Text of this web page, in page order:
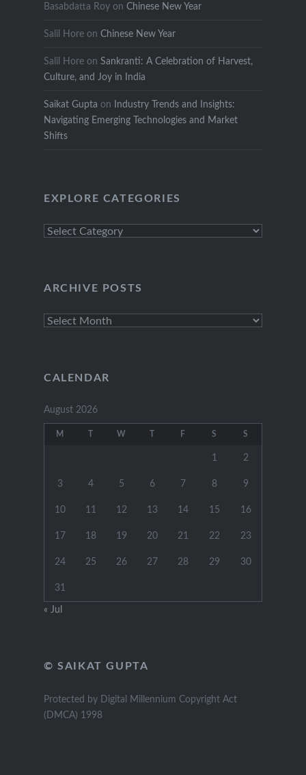
Basabdatta Royon Chinese New Year
Salil Horeon Chinese New Year
Salil Horeon Sankranti: A Celebration of Harvest,
Culture, and Joy in India
Saikat Gupta on
Industry Trends and Insights:
Navigating Emerging Technologies and Market
Shifts
EXPLORE CATEGORIES
Explore
ARCHIVE POSTS
Archive
CALENDAR
August 2026
M W F S S
1 2
3 4 5 6 7 8 9
10 11 12 13 14 15 16
17 18 19 20 21 22 23
24 25 26 27 28 29 30
31
« Jul
© SAIKAT GUPTA
Protected by Digital Millennium Copyright Act
(DMCA) 1998